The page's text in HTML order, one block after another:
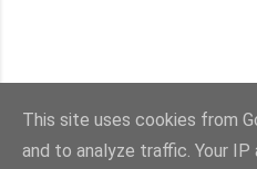
This site uses cookies from
and to analyze traffic. Your